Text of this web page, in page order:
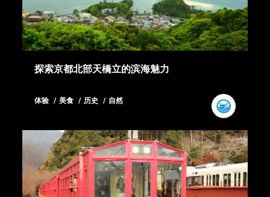
探索京都北部天橋立的滨海魅力
体验 美食 历史 自然